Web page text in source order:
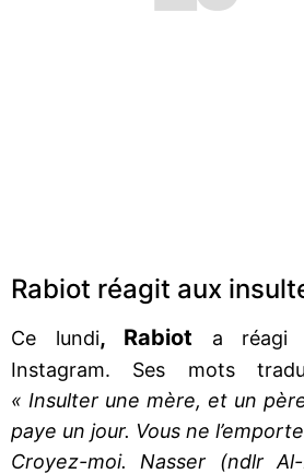
Rabiot réagit aux
Ce lundi, Rabiot a réagi
Instagram. Ses mots
« Insulter une mère, et un
paye un jour. Vous ne
Croyez-moi. Nasser (ndlr